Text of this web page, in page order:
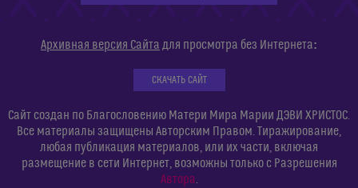
Архивная версия Сайта для просмотра без Интернета:
СКАЧАТЬ САЙТ
Сайт создан по Благословению Матери Мира Марии ДЭВИ ХРИСТОС.
Все материалы защищены Авторским Правом. Тиражирование,
любая публикация материалов, или их части, включая
размещение в сети Интернет, возможны только с Разрешения
Автора.